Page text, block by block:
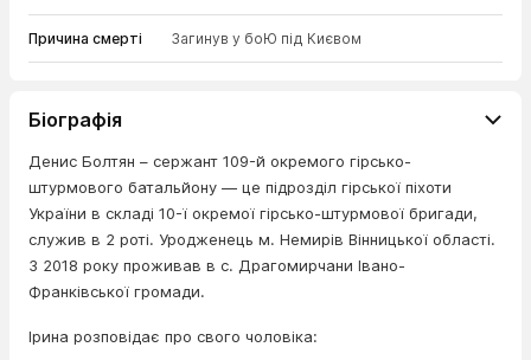
Причина смерті Загинув у боЮ під Києвом
Біографія
Денис Болтян – сержант 109-й окремого гірсько-
штурмового батальйону — це підрозділ гірської піхоти
України в складі 10-ї окремої гірсько-штурмової бригади,
служив в 2 роті. Уродженець м. Немирів Вінницької області.
З 2018 року проживав в с. Драгомирчани Івано-
Франківської громади.
Ірина розповідає про свого чоловіка: